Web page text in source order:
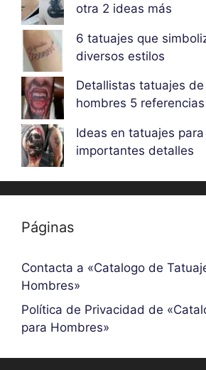
otra 2 ideas más
6 tatuajes que
diversos estilos
Detallistas tatuajes
hombres 5 referencias
Ideas en tatuajes
importantes detalles
Páginas
Contacta a «Catalogo de
Hombres»
Política de Privacidad de
para Hombres»